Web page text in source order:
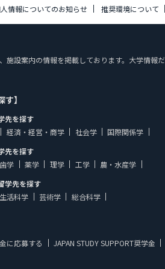
情報についてのお知らせ 推奨環境について
施設案内の情報を掲載しております。大学情報だ
】
先を探す
経済・経営・商学
社会学
国際関係学
先を探す
学
薬学 理学 工学
農・水産学
学先を探す
生活科学
芸術学 総合科学
に応募する JAPAN STUDY SUPPORT奨学金